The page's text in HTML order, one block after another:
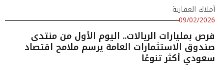
أملاك العقارية
09/02/2026
فرص بمليارات الريالات.. اليوم الأول من منتدى
صندوق الاستثمارات العامة يرسم ملامح اقتصاد
سعودي أكثر تنوعًا